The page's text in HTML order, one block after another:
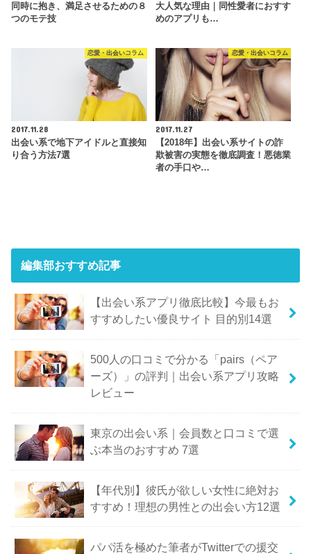
同時に抱き、満足させるための８
つのモテ技
大人気な理由｜同性愛者におすす
めのアプリも…
恋愛・出会いコラム
2017.11.28
出会い系で地下アイドルと直接知
り合う方法7選
恋愛・出会いコラム
2017.11.27
【2018年】出会い系サイトの詐
欺被害の実態を徹底調査！悪徳業
者の手口や…
編集部おすすめ記事
【出会い系アプリ徹底比較】今最もお
すすめしたい優良サイト 目的別14選
500人の口コミで分かる「pairs（ペア
ーズ）」の評判｜出会い系アプリ攻略
レビュー
東京の出会い系｜会員数と口コミで選
ぶ本当のおすすめ 7選
【年代別】彼氏が欲しい女性に絶対お
すすめ！理想の男性との出会い方12選
パパ活を極めた筆者がTwitterでの援交